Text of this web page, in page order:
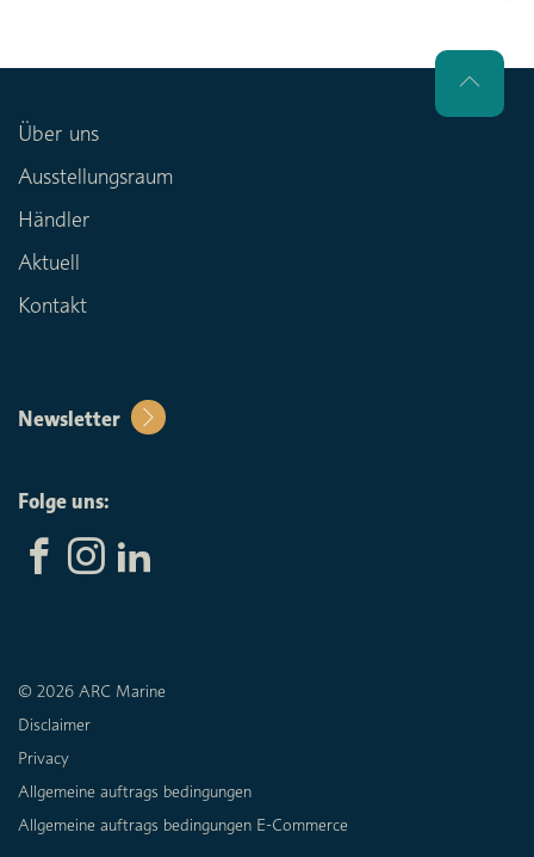
Über uns
Ausstellungsraum
Händler
Aktuell
Kontakt
Newsletter
Folge uns:
© 2026 ARC Marine
Disclaimer
Privacy
Allgemeine auftrags bedingungen
Allgemeine auftrags bedingungen E-Commerce